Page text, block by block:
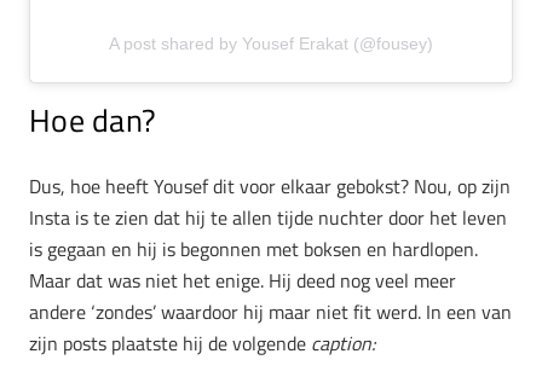
A post shared by Yousef Erakat (@fousey)
Hoe dan?
Dus, hoe heeft Yousef dit voor elkaar gebokst? Nou, op zijn
Insta is te zien dat hij te allen tijde nuchter door het leven
is gegaan en hij is begonnen met boksen en hardlopen.
Maar dat was niet het enige. Hij deed nog veel meer
andere ‘zondes’ waardoor hij maar niet fit werd. In een van
zijn posts plaatste hij de volgende caption: